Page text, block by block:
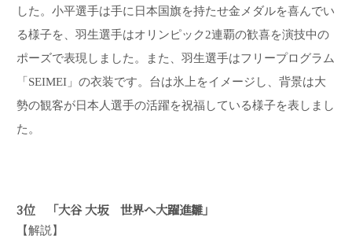
した。小平選手は手に日本国旗を持たせ金メダルを喜んでい
る様子を、羽生選手はオリンピック2連覇の歓喜を演技中の
ポーズで表現しました。また、羽生選手はフリープログラム
「SEIMEI」の衣装です。台は氷上をイメージし、背景は大
勢の観客が日本人選手の活躍を祝福している様子を表しまし
た。
3位 「大谷 大坂 世界へ大躍進雛」
【解説】